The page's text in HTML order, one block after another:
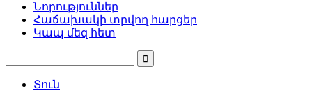
Նորություններ
Հաճախակի տրվող հարցեր
Կապ մեզ հետ
Տուն